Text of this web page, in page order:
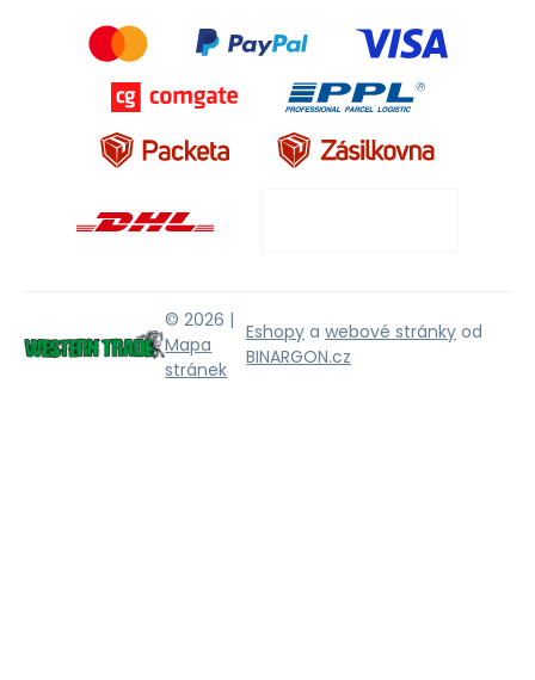
© 2026 |
Mapa
stránek
Eshopy a webové stránky od
BINARGON.cz